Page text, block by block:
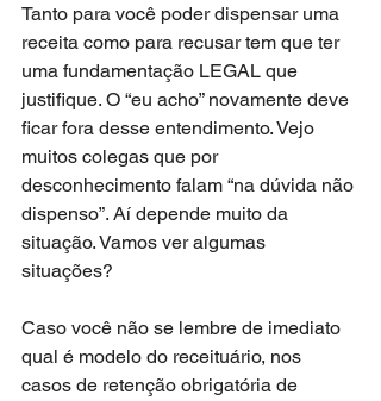
Tanto para você poder dispensar uma
receita como para recusar tem que ter
uma fundamentação LEGAL que
justifique. O “eu acho” novamente deve
ficar fora desse entendimento. Vejo
muitos colegas que por
desconhecimento falam “na dúvida não
dispenso”. Aí depende muito da
situação. Vamos ver algumas
situações?
Caso você não se lembre de imediato
qual é modelo do receituário, nos
casos de retenção obrigatória de